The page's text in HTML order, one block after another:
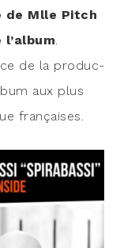
de Mlle Pitch
.
de la pro­duc­
aux plus
françaises.